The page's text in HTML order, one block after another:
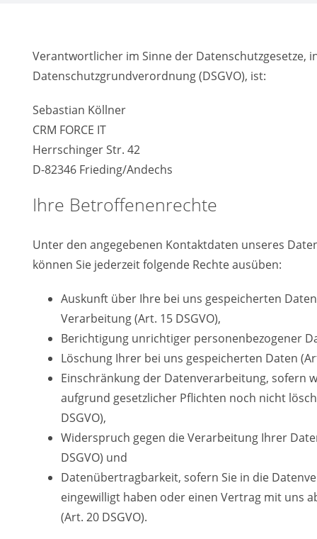
Verantwortlicher im Sinne der Datenschutzgesetze,
Datenschutzgrundverordnung (DSGVO), ist:
Sebastian Köllner
CRM FORCE IT
Herrschinger Str. 42
D-82346 Frieding/Andechs
Ihre Betroffenenrechte
Unter den angegebenen Kontaktdaten unseres
können Sie jederzeit folgende Rechte ausüben:
Auskunft über Ihre bei uns gespeicherten
Verarbeitung (Art. 15 DSGVO),
Berichtigung unrichtiger personenbezogener
Löschung Ihrer bei uns gespeicherten Daten
Einschränkung der Datenverarbeitung, sofern
aufgrund gesetzlicher Pflichten noch nicht
DSGVO),
Widerspruch gegen die Verarbeitung Ihrer
DSGVO) und
Datenübertragbarkeit, sofern Sie in die
eingewilligt haben oder einen Vertrag mit uns
(Art. 20 DSGVO).